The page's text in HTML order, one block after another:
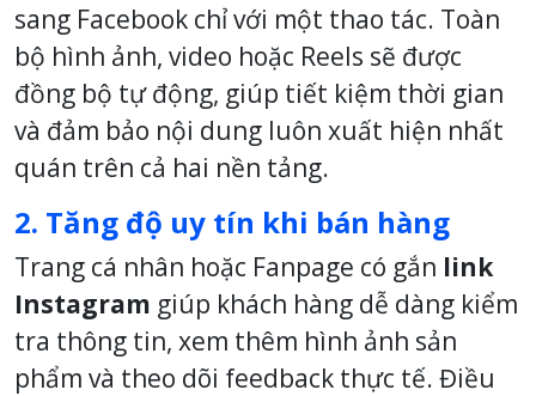
sang Facebook chỉ với một thao tác. Toàn
bộ hình ảnh, video hoặc Reels sẽ được
đồng bộ tự động, giúp tiết kiệm thời gian
và đảm bảo nội dung luôn xuất hiện nhất
quán trên cả hai nền tảng.
2. Tăng độ uy tín khi bán hàng
Trang cá nhân hoặc Fanpage có gắn link
Instagram giúp khách hàng dễ dàng kiểm
tra thông tin, xem thêm hình ảnh sản
phẩm và theo dõi feedback thực tế. Điều